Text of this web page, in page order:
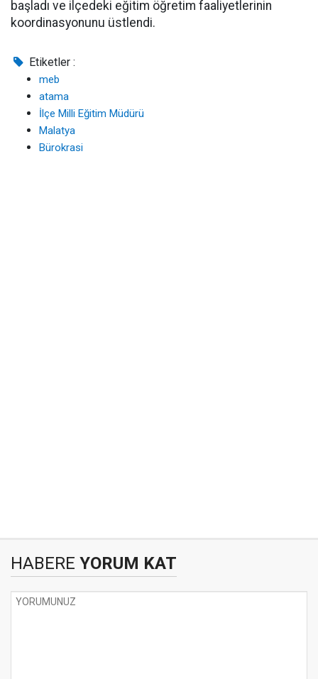
başladı ve ilçedeki eğitim öğretim faaliyetlerinin
koordinasyonunu üstlendi.
Etiketler :
meb
atama
İlçe Milli Eğitim Müdürü
Malatya
Bürokrasi
HABERE YORUM KAT